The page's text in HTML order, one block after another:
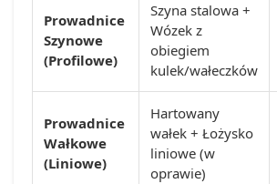
Prowadnice
Szynowe
(Profilowe)
Szyna stalowa +
Wózek z
obiegiem
kulek/wałeczków
Prowadnice
Wałkowe
(Liniowe)
Hartowany
wałek + Łożysko
liniowe (w
oprawie)